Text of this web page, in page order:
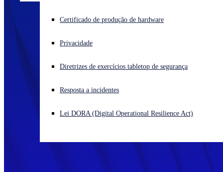
Enfrentando um ataque cibernético? Obtenha ajuda imediata
Português (Brasil) Open language switcher
Certificado de produção de hardware
Privacidade
Diretrizes de exercícios tabletop de segurança
Resposta a incidentes
Lei DORA (Digital Operational Resilience Act)